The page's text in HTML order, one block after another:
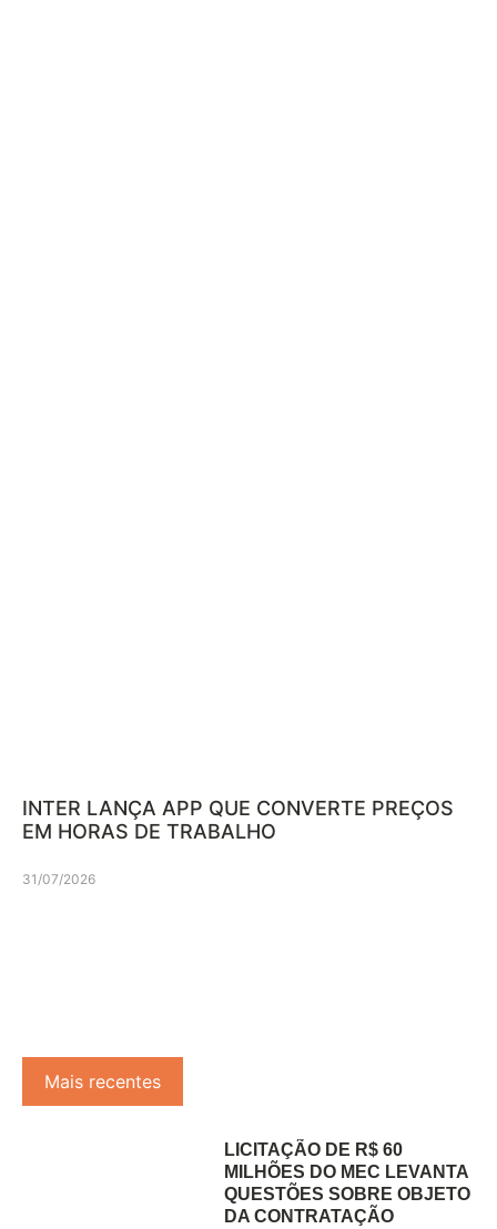
INTER LANÇA APP QUE CONVERTE PREÇOS
EM HORAS DE TRABALHO
31/07/2026
Mais recentes
LICITAÇÃO DE R$ 60
MILHÕES DO MEC LEVANTA
QUESTÕES SOBRE OBJETO
DA CONTRATAÇÃO